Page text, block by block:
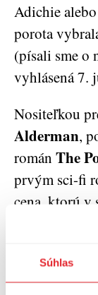
Súhlas
Adichie
porota
(písali sme o
vyhlásená 7.
Nositeľkou
Alderman,
román The
prvým sci-fi
cena, ktorú v
nazvať
moci: kto ju